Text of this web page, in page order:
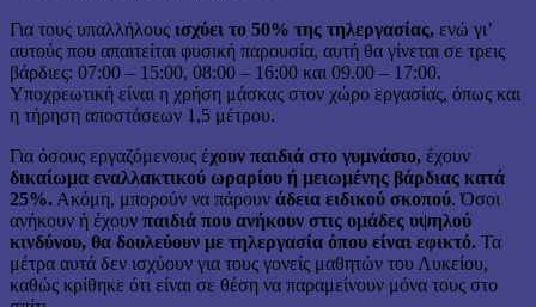
Για τους υπαλλήλους ισχύει το 50% της τηλεργασίας, ενώ γι’
αυτούς που απαιτείται φυσική παρουσία, αυτή θα γίνεται σε τρεις
βάρδιες: 07:00 – 15:00, 08:00 – 16:00 και 09.00 – 17:00.
Υποχρεωτική είναι η χρήση μάσκας στον χώρο εργασίας, όπως και
η τήρηση αποστάσεων 1,5 μέτρου.
Για όσους εργαζόμενους έχουν παιδιά στο γυμνάσιο, έχουν
δικαίωμα εναλλακτικού ωραρίου ή μειωμένης βάρδιας κατά
25%. Ακόμη, μπορούν να πάρουν άδεια ειδικού σκοπού. Όσοι
ανήκουν ή έχουν παιδιά που ανήκουν στις ομάδες υψηλού
κινδύνου, θα δουλεύουν με τηλεργασία όπου είναι εφικτό. Τα
μέτρα αυτά δεν ισχύουν για τους γονείς μαθητών του Λυκείου,
καθώς κρίθηκε ότι είναι σε θέση να παραμείνουν μόνα τους στο